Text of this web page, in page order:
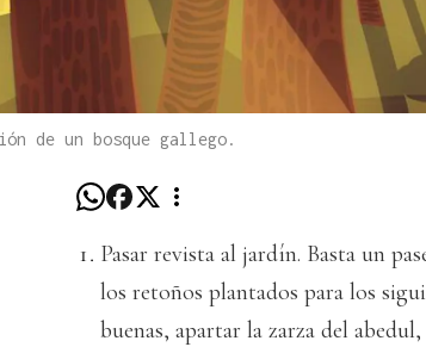
de un bosque gallego.
Pasar revista al jardín. Basta un
los retoños plantados para los
buenas, apartar la zarza del